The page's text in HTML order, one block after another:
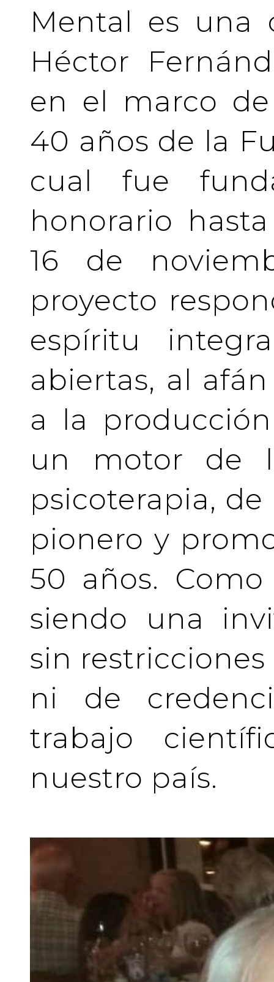
Mental es una
Héctor
en el marco
40 años de la
cual fue
honorario
16 de
proyecto
espíritu
abiertas, al
a la
un motor de
psicoterapia,
pionero y
50 años.
siendo una
sin
ni de
trabajo
nuestro país.